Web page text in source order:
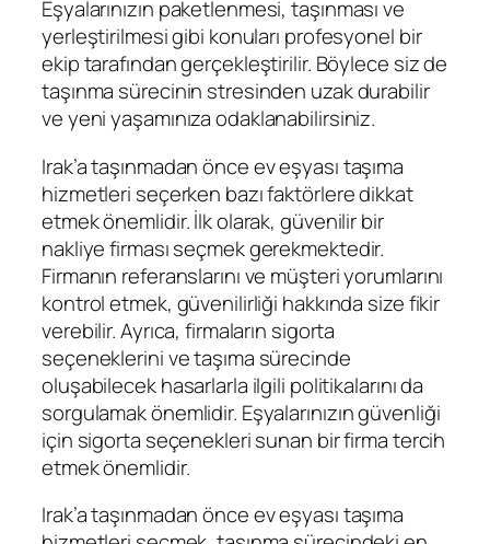
Eşyalarınızın paketlenmesi, taşınması ve
yerleştirilmesi gibi konuları profesyonel bir
ekip tarafından gerçekleştirilir. Böylece siz de
taşınma sürecinin stresinden uzak durabilir
ve yeni yaşamınıza odaklanabilirsiniz.
Irak’a taşınmadan önce ev eşyası taşıma
hizmetleri seçerken bazı faktörlere dikkat
etmek önemlidir. İlk olarak, güvenilir bir
nakliye firması seçmek gerekmektedir.
Firmanın referanslarını ve müşteri yorumlarını
kontrol etmek, güvenilirliği hakkında size fikir
verebilir. Ayrıca, firmaların sigorta
seçeneklerini ve taşıma sürecinde
oluşabilecek hasarlarla ilgili politikalarını da
sorgulamak önemlidir. Eşyalarınızın güvenliği
için sigorta seçenekleri sunan bir firma tercih
etmek önemlidir.
Irak’a taşınmadan önce ev eşyası taşıma